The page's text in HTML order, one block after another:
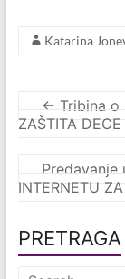
Katarina
← Tribina o
ZAŠTITA
Predavanje
INTERNETU
PRETRAGA